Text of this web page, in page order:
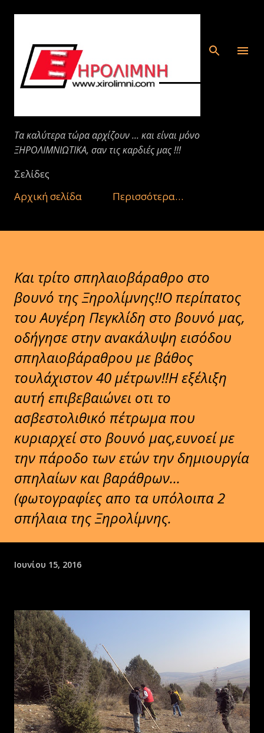
Μετάβαση στο κύριο περιεχόμενο
Τα καλύτερα τώρα αρχίζουν ... και είναι μόνο
ΞΗΡΟΛΙΜΝΙΩΤΙΚΑ, σαν τις καρδιές μας !!!
Σελίδες
Αρχική σελίδα
Περισσότερα…
Και τρίτο σπηλαιοβάραθρο στο
βουνό της Ξηρολίμνης!!Ο περίπατος
του Αυγέρη Πεγκλίδη στο βουνό μας,
οδήγησε στην ανακάλυψη εισόδου
σπηλαιοβάραθρου με βάθος
τουλάχιστον 40 μέτρων!!Η εξέλιξη
αυτή επιβεβαιώνει οτι το
ασβεστολιθικό πέτρωμα που
κυριαρχεί στο βουνό μας,ευνοεί με
την πάροδο των ετών την δημιουργία
σπηλαίων και βαράθρων...
(φωτογραφίες απο τα υπόλοιπα 2
σπήλαια της Ξηρολίμνης.
Ιουνίου 15, 2016